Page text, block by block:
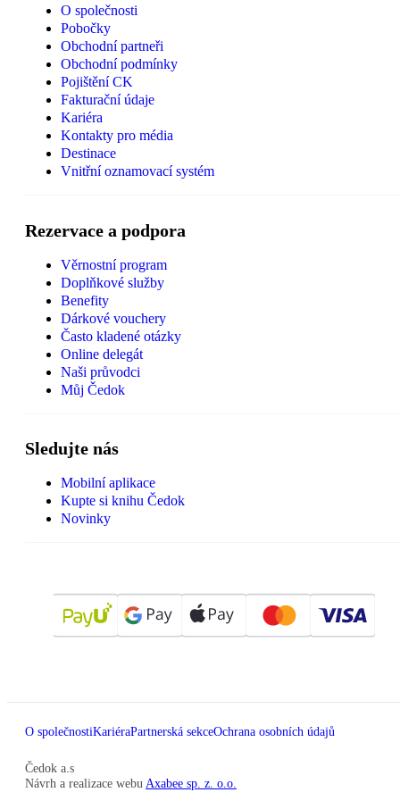
O společnosti
Pobočky
Obchodní partneři
Obchodní podmínky
Pojištění CK
Fakturační údaje
Kariéra
Kontakty pro média
Destinace
Vnitřní oznamovací systém
Rezervace a podpora
Věrnostní program
Doplňkové služby
Benefity
Dárkové vouchery
Často kladené otázky
Online delegát
Naši průvodci
Můj Čedok
Sledujte nás
Mobilní aplikace
Kupte si knihu Čedok
Novinky
O společnostiKariéraPartnerská sekceOchrana osobních údajů
Čedok a.s
Návrh a realizace webu Axabee sp. z. o.o.